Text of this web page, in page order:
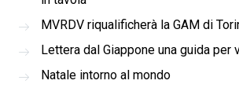
MVRDV riqualificherà la GAM di
Lettera dal Giappone una guida per
Natale intorno al mondo